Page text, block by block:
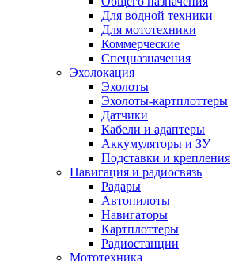
Для водной техники
Для мототехники
Коммерческие
Спецназначения
Эхолокация
Эхолоты
Эхолоты-картплоттеры
Датчики
Кабели и адаптеры
Аккумуляторы и ЗУ
Подставки и крепления
Навигация и радиосвязь
Радары
Автопилоты
Навигаторы
Картплоттеры
Радиостанции
Мототехника